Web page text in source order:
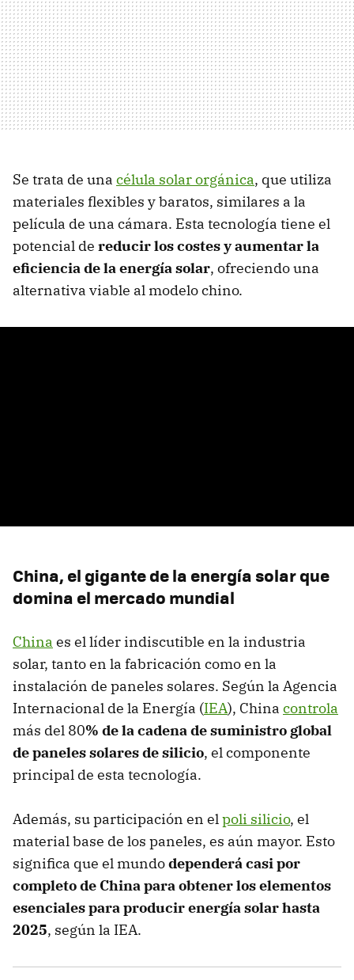
Se trata de una célula solar orgánica, que utiliza
materiales flexibles y baratos, similares a la
película de una cámara. Esta tecnología tiene el
potencial de reducir los costes y aumentar la
eficiencia de la energía solar, ofreciendo una
alternativa viable al modelo chino.
China, el gigante de la energía solar que
domina el mercado mundial
China es el líder indiscutible en la industria
solar, tanto en la fabricación como en la
instalación de paneles solares. Según la Agencia
Internacional de la Energía (IEA), China controla
más del 80% de la cadena de suministro global
de paneles solares de silicio, el componente
principal de esta tecnología.
Además, su participación en elpoli silicio, el
material base de los paneles, es aún mayor. Esto
significa que el mundodependerá casi por
completo de China para obtener los elementos
esenciales para producir energía solar hasta
2025, según la IEA.